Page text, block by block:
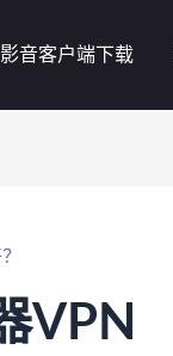
影音客户端下载
VPN